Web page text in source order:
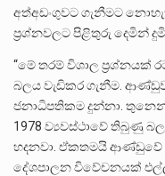
අත්අඩංගුවට ගැනීමට
ප්‍රශ්නවලට පිළිතුරු දෙමින්
“මේ තරම් විශාල
බලය වැඩිකර ගැනීම.
ජනාධිපතිකම දුන්නා.
1978 ව්‍යවස්ථාවේ තිබුණු
හදනවා. ඒකතමයි ආණ්ඩුවේ
දේශපාලන විවේචනයක්